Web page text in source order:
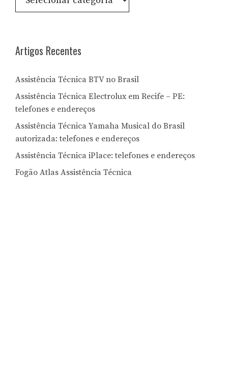
Artigos Recentes
Assistência Técnica BTV no Brasil
Assistência Técnica Electrolux em Recife – PE:
telefones e endereços
Assistência Técnica Yamaha Musical do Brasil
autorizada: telefones e endereços
Assistência Técnica iPlace: telefones e endereços
Fogão Atlas Assistência Técnica